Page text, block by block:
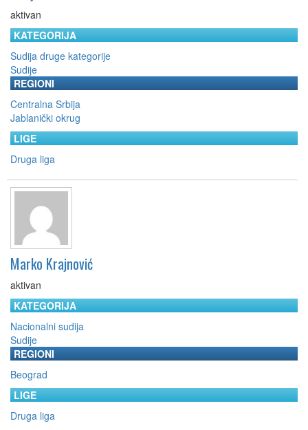
aktivan
KATEGORIJA
Sudija druge kategorije
Sudije
REGIONI
Centralna Srbija
Jablanički okrug
LIGE
Druga liga
Marko Krajnović
aktivan
KATEGORIJA
Nacionalni sudija
Sudije
REGIONI
Beograd
LIGE
Druga liga